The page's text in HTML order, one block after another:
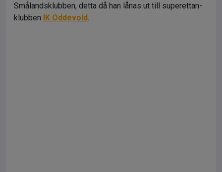
Smålandsklubben, detta då han lånas ut till superettan-
klubben IK Oddevold.